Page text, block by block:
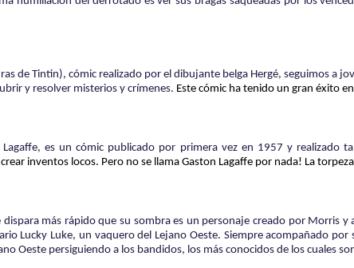
de Tintin), cómic realizado por el dibujante belga Hergé, seguimos a
y resolver misterios y crímenes. Este cómic ha tenido un gran éxito
es un cómic publicado por primera vez en 1957 y realizado
inventos locos. Pero no se llama Gaston Lagaffe por nada! La
dispara más rápido que su sombra es un personaje creado por Morris
Lucky Luke, un vaquero del Lejano Oeste. Siempre acompañado
Oeste persiguiendo a los bandidos, los más conocidos de los cuales